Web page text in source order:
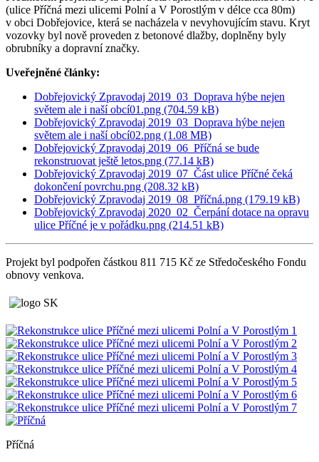
(ulice Příčná mezi ulicemi Polní a V Porostlým v délce cca 80m)
v obci Dobřejovice, která se nacházela v nevyhovujícím stavu. Kryt
vozovky byl nově proveden z betonové dlažby, doplněny byly
obrubníky a dopravní značky.
Uveřejněné články:
Dobřejovický Zpravodaj 2019_03_Doprava hýbe nejen
světem ale i naší obcí01.png (704.59 kB)
Dobřejovický Zpravodaj 2019_03_Doprava hýbe nejen
světem ale i naší obcí02.png (1.08 MB)
Dobřejovický Zpravodaj 2019_06_Příčná se bude
rekonstruovat ještě letos.png (77.14 kB)
Dobřejovický Zpravodaj 2019_07_Část ulice Příčné čeká
dokončení povrchu.png (208.32 kB)
Dobřejovický Zpravodaj 2019_08_Příčná.png (179.19 kB)
Dobřejovický Zpravodaj 2020_02_Čerpání dotace na opravu
ulice Příčné je v pořádku.png (214.51 kB)
Projekt byl podpořen částkou 811 715 Kč ze Středočeského Fondu
obnovy venkova.
Příčná